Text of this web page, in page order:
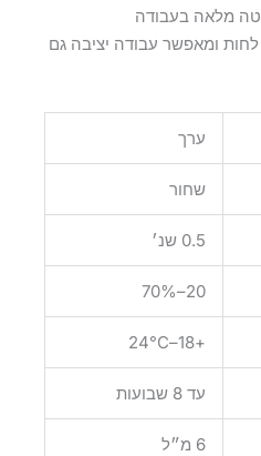
מלאה בעבודה
ומאפשר עבודה יציבה גם
ערך
שחור
0.5 שנ׳
20–70%
+18–24°C
עד 8 שבועות
6 מ״ל